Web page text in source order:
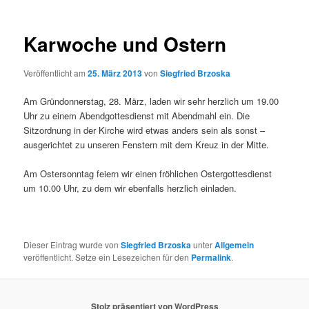
Karwoche und Ostern
Veröffentlicht am25. März 2013vonSiegfried Brzoska
Am Gründonnerstag, 28. März, laden wir sehr herzlich um 19.00
Uhr zu einem Abendgottesdienst mit Abendmahl ein. Die
Sitzordnung in der Kirche wird etwas anders sein als sonst –
ausgerichtet zu unseren Fenstern mit dem Kreuz in der Mitte.
Am Ostersonntag feiern wir einen fröhlichen Ostergottesdienst
um 10.00 Uhr, zu dem wir ebenfalls herzlich einladen.
Dieser Eintrag wurde vonSiegfried BrzoskaunterAllgemein
veröffentlicht. Setze ein Lesezeichen für den Permalink.
Stolz präsentiert von WordPress